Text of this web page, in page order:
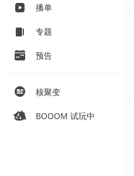
播单
专题
预告
核聚变
BOOOM 试玩中